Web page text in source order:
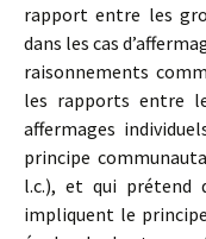
rapport entre les
dans les cas
raisonnements
les rapports entre
affermages
principe
l.c.), et qui prétend
impliquent le